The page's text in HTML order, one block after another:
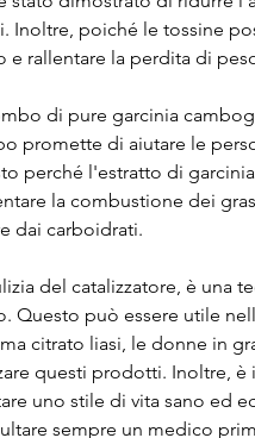
Inoltre, poiché le tossine
e rallentare la perdita di
di pure garcinia
promette di aiutare le
perché l'estratto di
la combustione dei
dai carboidrati.
del catalizzatore, è una
Questo può essere utile
citrato liasi, le donne in
questi prodotti. Inoltre,
uno stile di vita sano ed
sempre un medico